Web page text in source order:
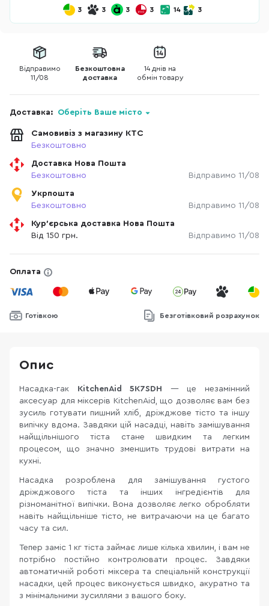
3 3 3 3 14 3
Відправимо
11/08
Безкоштовна
доставка
14 днів на
обмін товару
Доставка: Оберіть Ваше місто
Самовивіз з магазину КТС
Безкоштовно
Доставка Нова Пошта
Безкоштовно
Відправимо 11/08
Укрпошта
Безкоштовно
Відправимо 11/08
Кур'єрська доставка Нова Пошта
Від 150 грн.
Відправимо 11/08
Оплата
Готівкою Безготівковий розрахунок
Опис
Насадка-гак KitchenAid 5K7SDH — це незамінний
аксесуар для міксерів KitchenAid, що дозволяє вам без
зусиль готувати пишний хліб, дріжджове тісто та іншу
випічку вдома. Завдяки цій насадці, навіть замішування
найщільнішого тіста стане швидким та легким
процесом, що значно зменшить трудові витрати на
кухні.
Насадка розроблена для замішування густого
дріжджового тіста та інших інгредієнтів для
різноманітної випічки. Вона дозволяє легко обробляти
навіть найщільніше тісто, не витрачаючи на це багато
часу та сил.
Тепер заміс 1 кг тіста займає лише кілька хвилин, і вам не
потрібно постійно контролювати процес. Завдяки
автоматичній роботі міксера та спеціальній конструкції
насадки, цей процес виконується швидко, акуратно та
з мінімальними зусиллями з вашого боку.